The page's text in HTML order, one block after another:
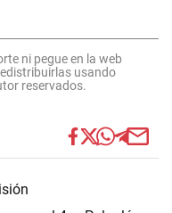
ni pegue en la web
usando
reservados.